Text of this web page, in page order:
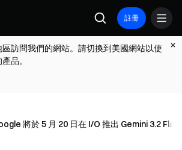
註冊
訪問我們的網站。請切換到美國網站以使
品。
將於 5 月 20 日在 I/O 推出 Gemini 3.2